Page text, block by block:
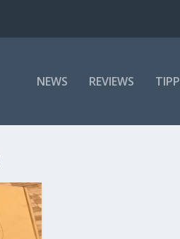
NEWS REVIEWS